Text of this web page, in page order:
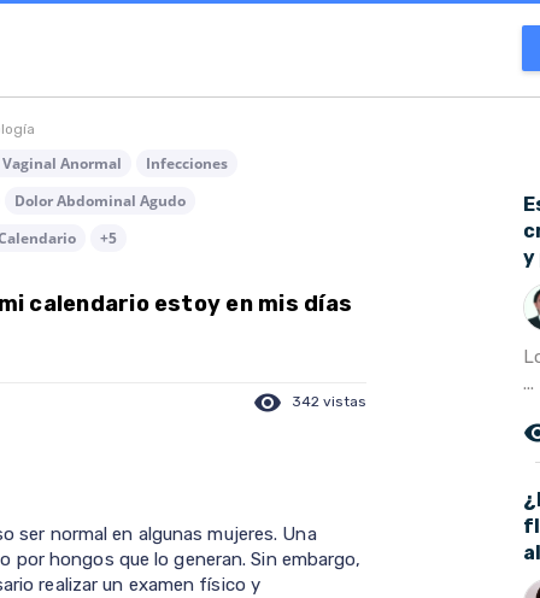
Anormal
Infecciones
Dolor Abdominal Agudo
+5
calendario estoy en mis días
visibility 342 vistas
ser normal en algunas mujeres. Una
por hongos que lo generan. Sin embargo,
realizar un examen físico y
y
...